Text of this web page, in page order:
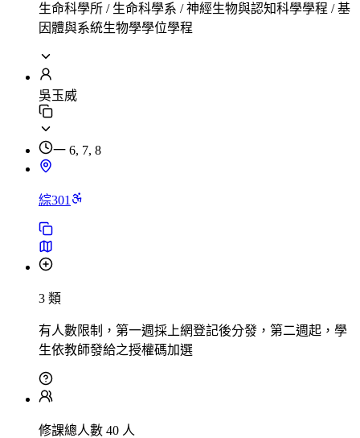
生命科學所 / 生命科學系 / 神經生物與認知科學學程 / 基
因體與系統生物學學位學程
吳玉威
一 6, 7, 8
綜301
3 類
有人數限制，第一週採上網登記後分發，第二週起，學
生依教師發給之授權碼加選
修課總人數 40 人